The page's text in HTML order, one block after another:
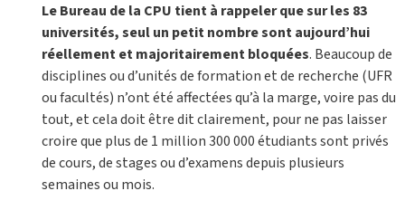
Le Bureau de la CPU tient à rappeler que sur les 83
universités, seul un petit nombre sont aujourd’hui
réellement et majoritairement bloquées. Beaucoup de
disciplines ou d’unités de formation et de recherche (UFR
ou facultés) n’ont été affectées qu’à la marge, voire pas du
tout, et cela doit être dit clairement, pour ne pas laisser
croire que plus de 1 million 300 000 étudiants sont privés
de cours, de stages ou d’examens depuis plusieurs
semaines ou mois.